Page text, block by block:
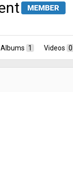
Albums 1 Videos 0